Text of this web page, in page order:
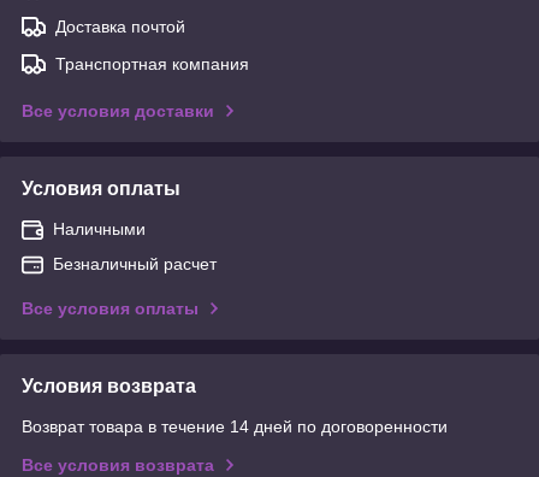
Доставка почтой
Транспортная компания
Все условия доставки
Условия оплаты
Наличными
Безналичный расчет
Все условия оплаты
Условия возврата
Возврат товара в течение 14 дней по договоренности
Все условия возврата